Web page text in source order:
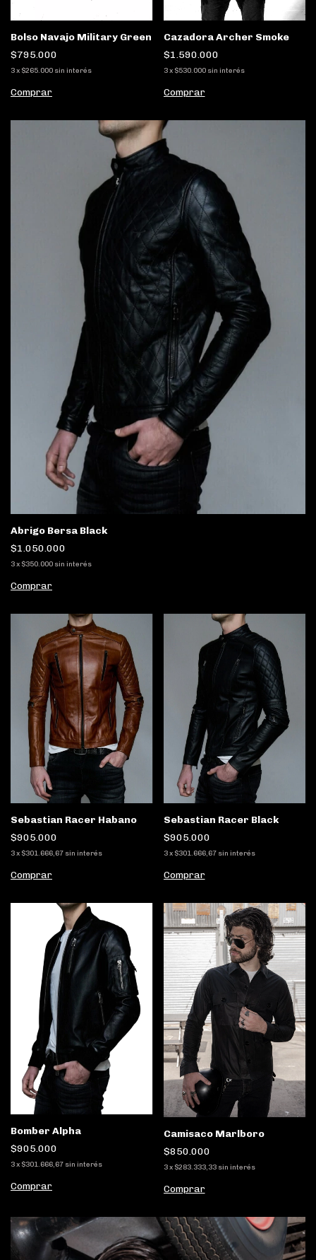
Bolso Navajo Military Green
$795.000
3x $265.000 sin interés
Comprar
Cazadora Archer Smoke
$1.590.000
3 x $530.000 sin interés
Comprar
Abrigo Bersa Black
$1.050.000
3x $350.000 sin interés
Comprar
Sebastian Racer Habano
$905.000
3x $301.666,67 sin interés
Comprar
Sebastian Racer Black
$905.000
3 x $301.666,67 sin interés
Comprar
Bomber Alpha
$905.000
3x $301.666,67 sin interés
Comprar
Camisaco Marlboro
$850.000
3 x $283.333,33 sin interés
Comprar